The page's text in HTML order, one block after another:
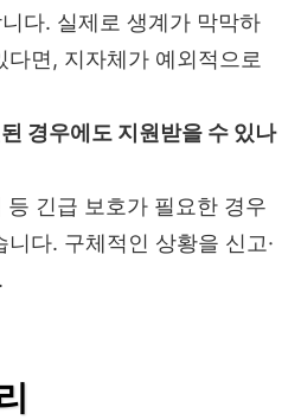
다. 실제로 생계가 막막하
면, 지자체가 예외적으로
경우에도 지원받을 수 있나
긴급 보호가 필요한 경우
다. 구체적인 상황을 신고·